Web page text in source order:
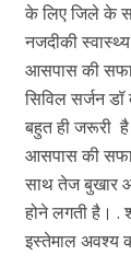
के लिए जिले के
नजदीकी
आसपास की
सिविल सर्जन डॉ
बहुत ही जरूरी
आसपास की
साथ तेज बुखार
होने लगती है। .
इस्तेमाल अवश्य